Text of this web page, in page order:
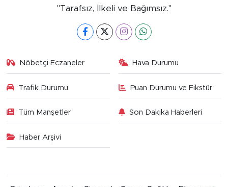
"Tarafsız, İlkeli ve Bağımsız."
Nöbetçi Eczaneler Hava Durumu
Trafik Durumu Puan Durumu ve Fikstür
Tüm Manşetler Son Dakika Haberleri
Haber Arşivi